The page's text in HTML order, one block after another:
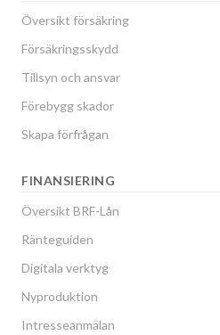
Översikt försäkring
Försäkringsskydd
Tillsyn och ansvar
Förebygg skador
Skapa förfrågan
FINANSIERING
Översikt BRF-Lån
Ränteguiden
Digitala verktyg
Nyproduktion
Intresseanmälan